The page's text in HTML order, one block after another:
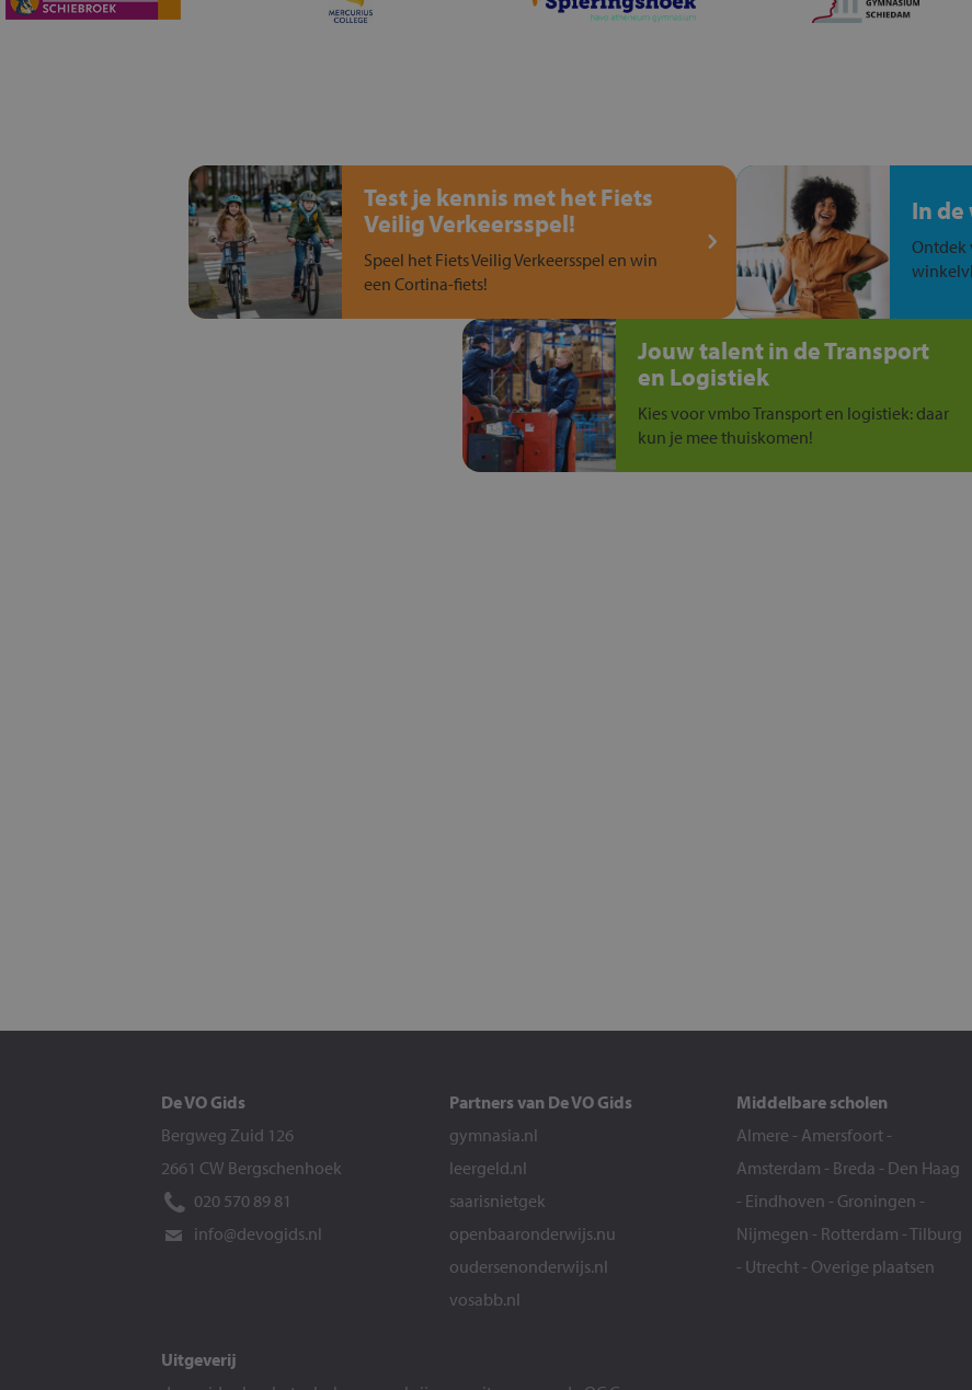
Test je kennis met het Fiets
Veilig Verkeersspel!
Speel het Fiets Veilig Verkeersspel en win
een Cortina-fiets!
In
Ontdek
Jouw talent in de Transport
en Logistiek
Kies voor vmbo Transport en logistiek: daar
kun je mee thuiskomen!
De VO Gids
Bergweg Zuid 126
2661 CW Bergschenhoek
020 570 89 81
info@devogids.nl
Partners van De VO Gids
gymnasia.nl
leergeld.nl
saarisnietgek
openbaaronderwijs.nu
oudersenonderwijs.nl
vosabb.nl
Middelbare scholen
Almere - Amersfoort -
Amsterdam - Breda - Den Haag
- Eindhoven - Groningen -
Nijmegen - Rotterdam -Tilburg
- Utrecht - Overige plaatsen
Uitgeverij